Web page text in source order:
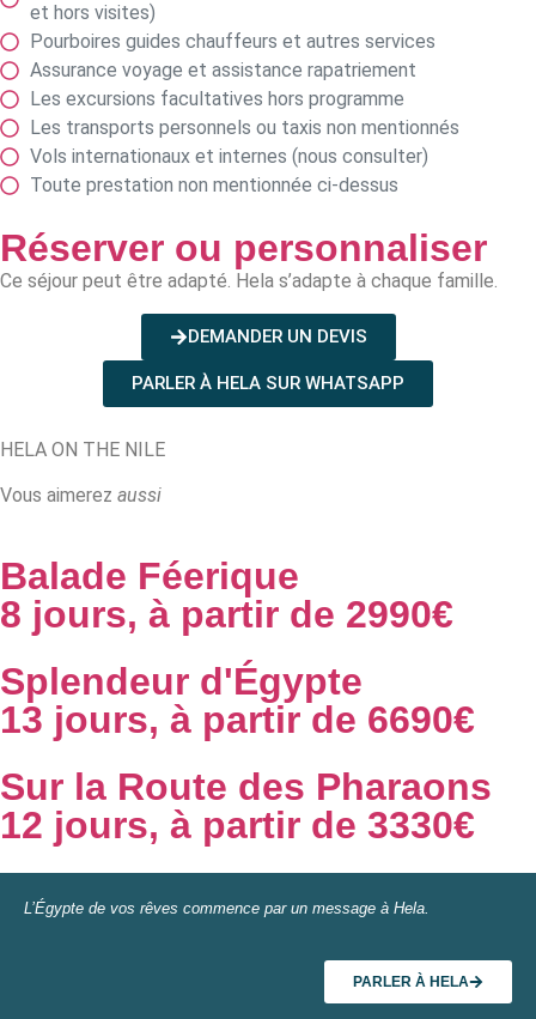
et hors visites)
Pourboires guides chauffeurs et autres services
Assurance voyage et assistance rapatriement
Les excursions facultatives hors programme
Les transports personnels ou taxis non mentionnés
Vols internationaux et internes (nous consulter)
Toute prestation non mentionnée ci-dessus
Réserver ou personnaliser
Ce séjour peut être adapté. Hela s’adapte à chaque famille.
DEMANDER UN DEVIS
PARLER À HELA SUR WHATSAPP
HELA ON THE NILE
Vous aimerez aussi
Balade Féerique
8 jours, à partir de 2990€
Splendeur d'Égypte
13 jours, à partir de 6690€
Sur la Route des Pharaons
12 jours, à partir de 3330€
L’Égypte de vos rêves commence par un message à Hela.
PARLER À HELA